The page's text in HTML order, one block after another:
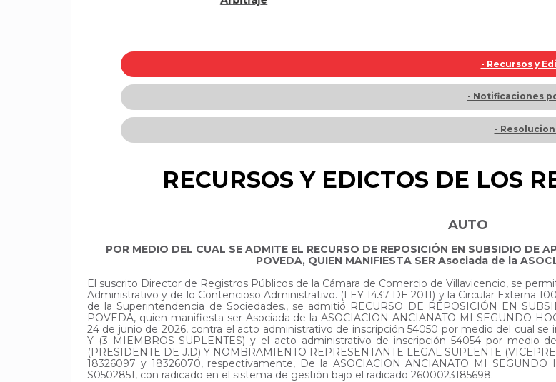
- Recursos y
- Notificaciones
-
RECURSOS Y EDICTOS DE LOS
AUTO
POR MEDIO DEL CUAL SE ADMITE EL RECURSO DE REPOSICIÓN EN SUBSIDIO DE
POVEDA, QUIEN MANIFIESTA SER Asociada de la
El suscrito Director de Registros Públicos de la Cámara de Comercio de Villavicencio, se
Administrativo y de lo Contencioso Administrativo. (LEY 1437 DE 2011) y la Circular Externa
de la Superintendencia de Sociedades., se admitió RECURSO DE REPOSICIÓN EN
POVEDA, quien manifiesta ser Asociada de la ASOCIACION ANCIANATO MI SEGUNDO
24 de junio de 2026, contra el acto administrativo de inscripción 54050 por medio del cual
Y (3 MIEMBROS SUPLENTES) y el acto administrativo de inscripción 54054 por medio
(PRESIDENTE DE J.D) Y NOMBRAMIENTO REPRESENTANTE LEGAL SUPLENTE
18326097 y 18326070, respectivamente, De la ASOCIACION ANCIANATO MI
S0502851, con radicado en el sistema de gestión bajo el radicado 2600023185698.